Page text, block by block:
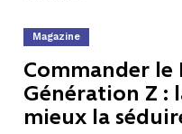
Magazine
Commander le
Génération Z :
mieux la